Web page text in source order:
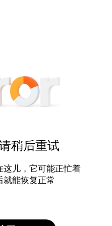
稍后重试
这儿，它可能正忙着
就能恢复正常